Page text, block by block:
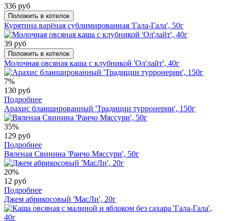
336 руб
Положить в котелок
Курятина варёная сублимированная 'Гала-Гала', 50г
39 руб
Положить в котелок
Молочная овсяная каша с клубникой 'Ол'лайт', 40г
7%
130 руб
Подробнее
Арахис бланшированный 'Традиции турронерии', 150г
35%
129 руб
Подробнее
Вяленая Свинина 'Ранчо Мяссури', 50г
20%
12 руб
Подробнее
Джем абрикосовый 'МасЛи', 20г